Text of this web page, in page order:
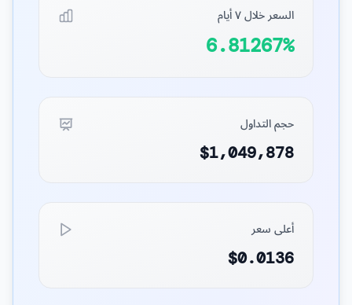
السعر خلال ٧ أيام
6.81267%
حجم التداول
$1,049,878
أعلى سعر
$0.0136